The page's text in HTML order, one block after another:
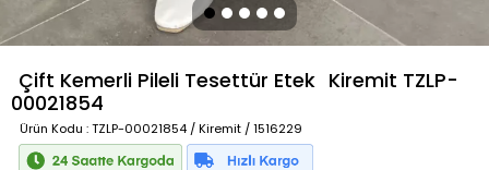
Çift Kemerli Pileli Tesettür Etek Kiremit TZLP-
00021854
Ürün Kodu : TZLP-00021854 / Kiremit / 1516229